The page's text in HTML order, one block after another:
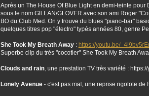
Après un The House Of Blue Light en demi-teinte
sous le nom GILLAN/GLOVER avec son ami Roger
BO du Club Med. On y trouve du blues "piano-bar"
quelques titres pop "électro" typés années 80, genre
She Took My Breath Away : https://youtu.be/
Superbe clip du très "cocotier" She Took My Breath
Clouds and rain, une prestation TV très variété :
Lonely Avenue - c'est pas mal, une reprise rigolote